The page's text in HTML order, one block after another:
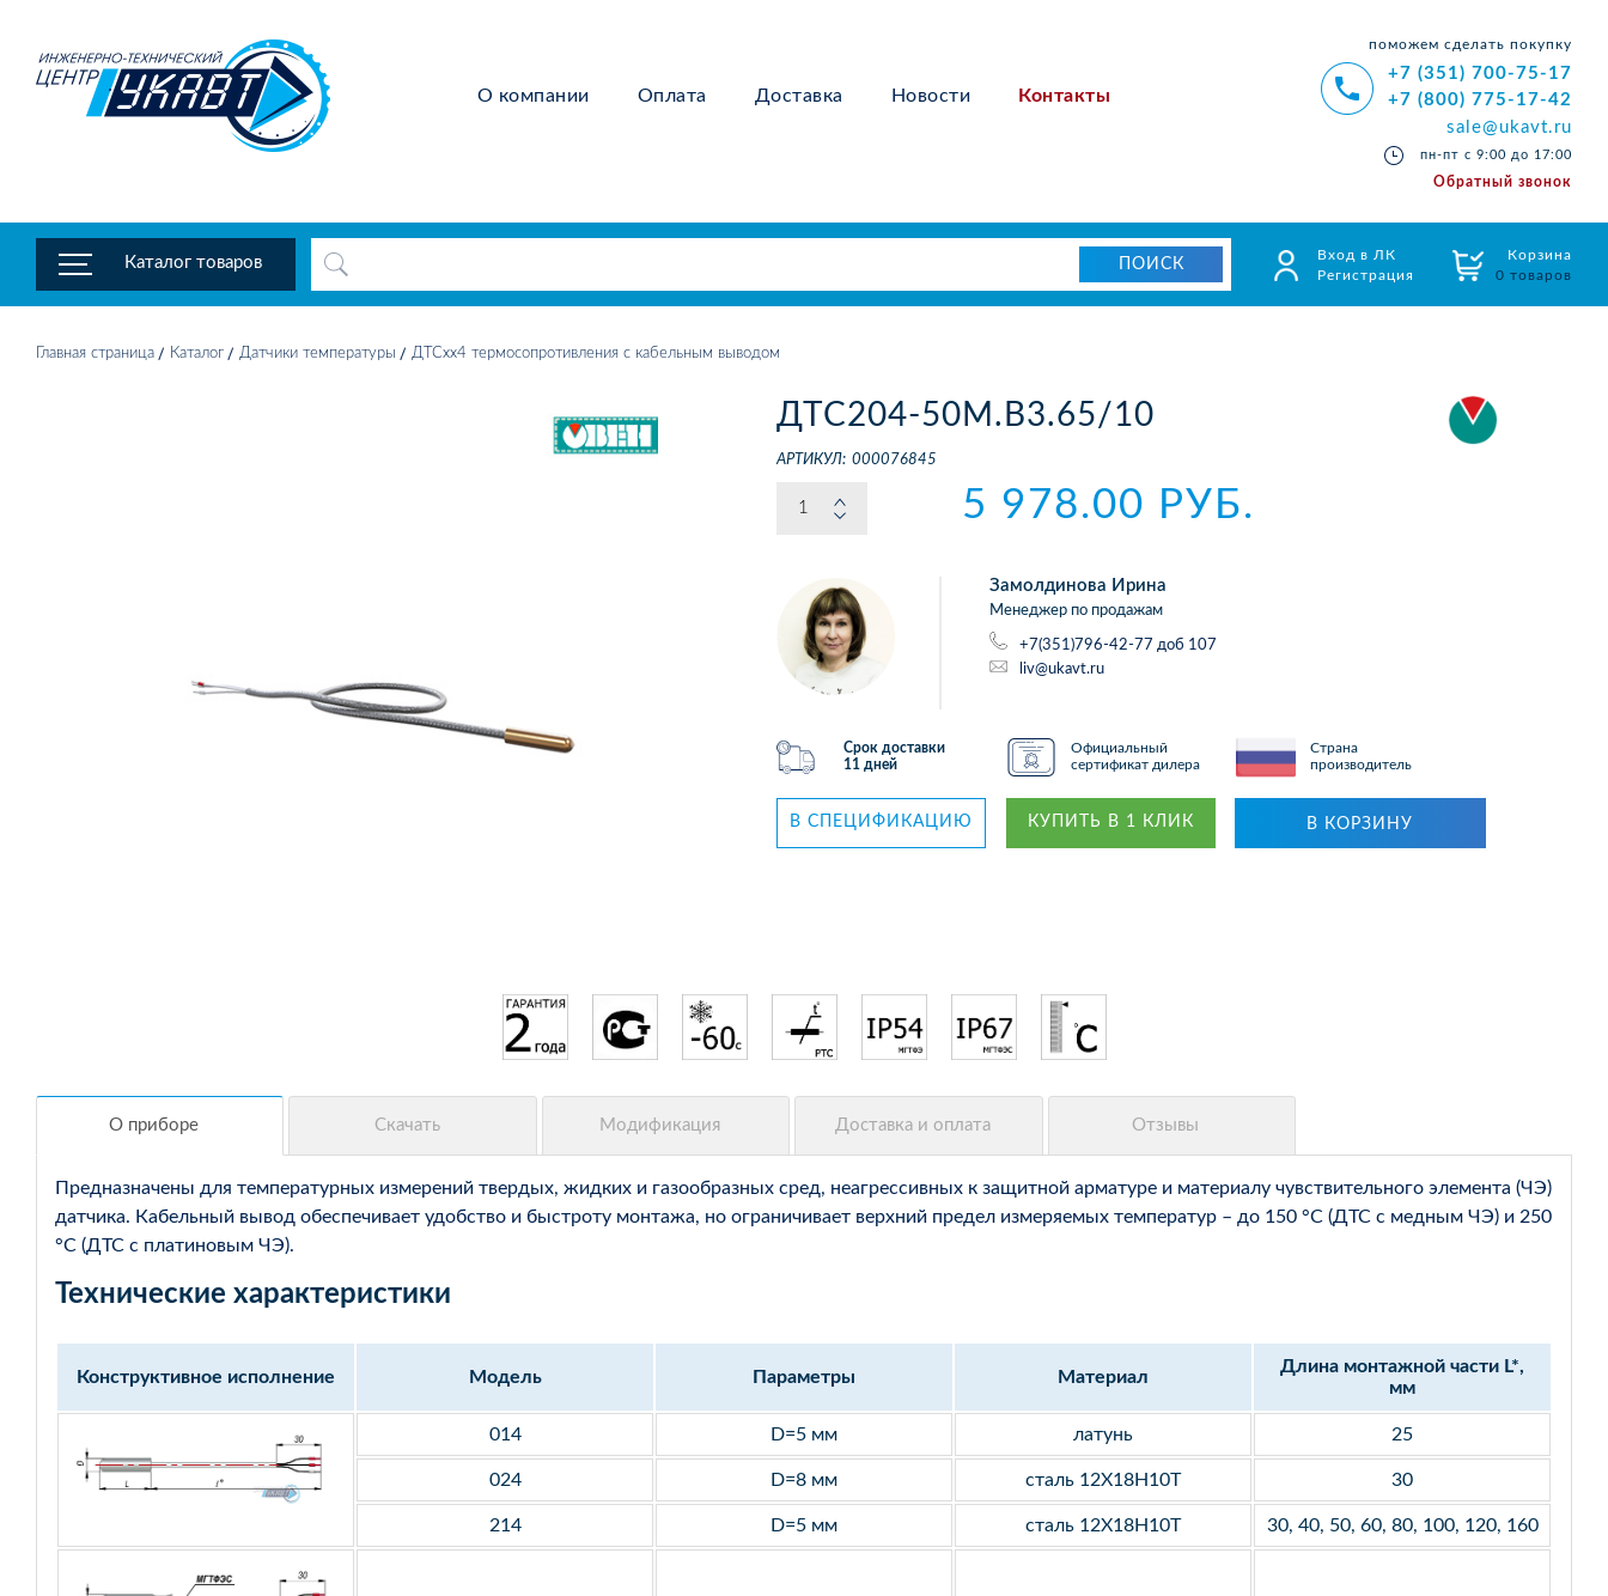
О компании Оплата Доставка Новости Контакты
поможем сделать покупку
+7 (351) 700-75-17
+7 (800) 775-17-42
sale@ukavt.ru
пн-пт с 9:00 до 17:00
Обратный звонок
Каталог товаров
Вход в ЛК
Регистрация
Корзина
0 товаров
Главная страница Каталог Датчики температуры ДТСхх4 термосопротивления с кабельным выводом
ДТС204-50М.В3.65/10
АРТИКУЛ: 000076845
5 978.00 РУБ.
Замолдинова Ирина
Менеджер по продажам
+7(351)796-42-77 доб 107
liv@ukavt.ru
Срок доставки
11 дней
Официальный
сертификат дилера
Страна
производитель
В СПЕЦИФИКАЦИЮ КУПИТЬ В 1 КЛИК В КОРЗИНУ
Предназначены для температурных измерений твердых, жидких и газообразных сред, неагрессивных к защитной арматуре и материалу чувствительного элемента (ЧЭ)
датчика. Кабельный вывод обеспечивает удобство и быстроту монтажа, но ограничивает верхний предел измеряемых температур – до 150 °С (ДТС с медным ЧЭ) и 250
°С (ДТС с платиновым ЧЭ).
Технические характеристики
Конструктивное исполнение Модель Параметры Материал
Длина монтажной части L*,
мм
014 D=5 мм латунь 25
024 D=8 мм сталь 12Х18Н10Т 30
214 D=5 мм сталь 12Х18Н10Т 30, 40, 50, 60, 80, 100, 120, 160